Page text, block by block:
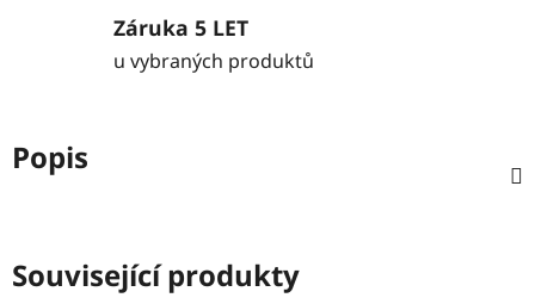
Záruka 5 LET
u vybraných produktů
Popis
Související produkty